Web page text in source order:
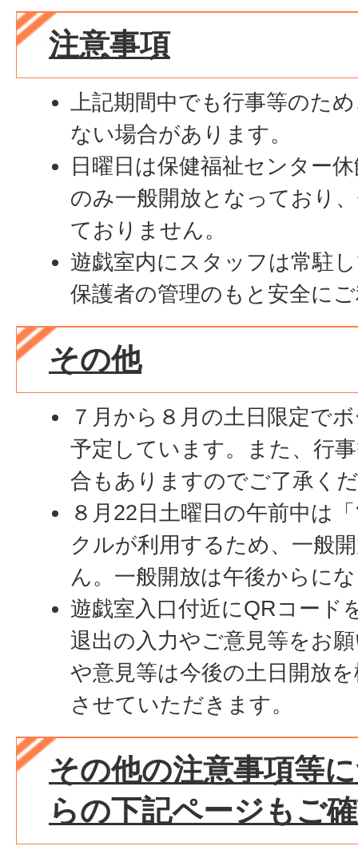
注意事項
上記期間中でも行事等のた
ない場合があります。
日曜日は保健福祉センター
のみ一般開放となっており
ておりません。
遊戯室内にスタッフは常駐
保護者の管理のもと安全に
その他
７月から８月の土日限定で
予定しています。また、行
合もありますのでご了承く
８月22日土曜日の午前中は
クルが利用するため、一般
ん。一般開放は午後からに
遊戯室入口付近にQRコード
退出の入力やご意見等をお
や意見等は今後の土日開放
させていただきます。
その他の注意事項等
らの下記ページもご